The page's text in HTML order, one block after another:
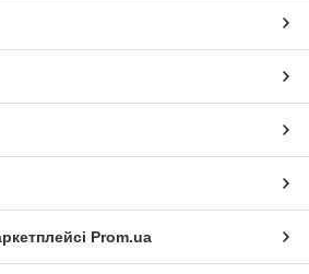
Prom.ua